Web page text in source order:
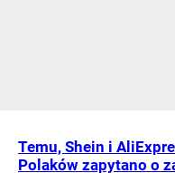
Temu, Shein i
Polaków zapytano o